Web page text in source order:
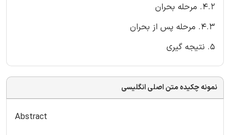
۴.۲. مرحله بحران
۴.۳. مرحله پس از بحران
۵. نتیجه گیری
نمونه چکیده متن اصلی انگلیسی
Abstract